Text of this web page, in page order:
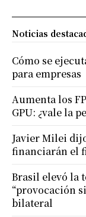
Noticias
Cómo se
para empresas
Aumenta los
GPU: ¿vale la
Javier Milei
financiarán el
Brasil elevó la
“provocación
bilateral